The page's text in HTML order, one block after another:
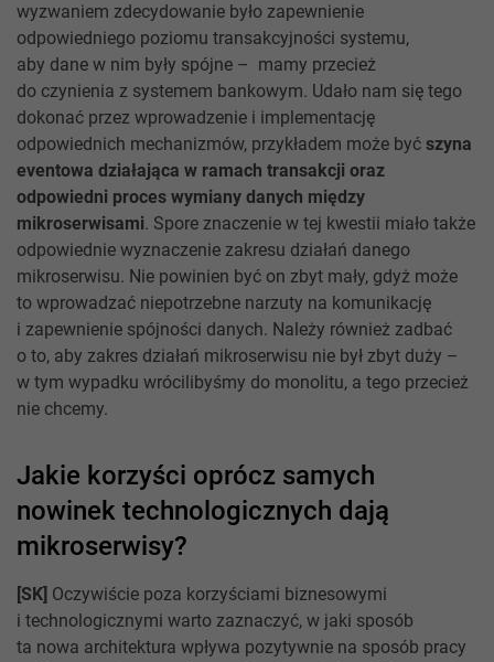
wyzwaniem zdecydowanie było zapewnienie
odpowiedniego poziomu transakcyjności systemu,
aby dane w nim były spójne – mamy przecież
do czynienia z systemem bankowym. Udało nam się tego
dokonać przez wprowadzenie i implementację
odpowiednich mechanizmów, przykładem może być szyna
eventowa działająca w ramach transakcji oraz
odpowiedni proces wymiany danych między
mikroserwisami. Spore znaczenie w tej kwestii miało także
odpowiednie wyznaczenie zakresu działań danego
mikroserwisu. Nie powinien być on zbyt mały, gdyż może
to wprowadzać niepotrzebne narzuty na komunikację
i zapewnienie spójności danych. Należy również zadbać
o to, aby zakres działań mikroserwisu nie był zbyt duży –
w tym wypadku wrócilibyśmy do monolitu, a tego przecież
nie chcemy.
Jakie korzyści oprócz samych
nowinek technologicznych dają
mikroserwisy?
[SK] Oczywiście poza korzyściami biznesowymi
i technologicznymi warto zaznaczyć, w jaki sposób
ta nowa architektura wpływa pozytywnie na sposób pracy